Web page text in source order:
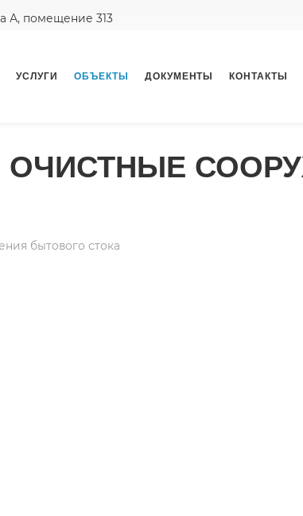
А, помещение 313
УСЛУГИ ОБЪЕКТЫ ДОКУМЕНТЫ КОНТАКТЫ
ОЧИСТНЫЕ
бытового стока